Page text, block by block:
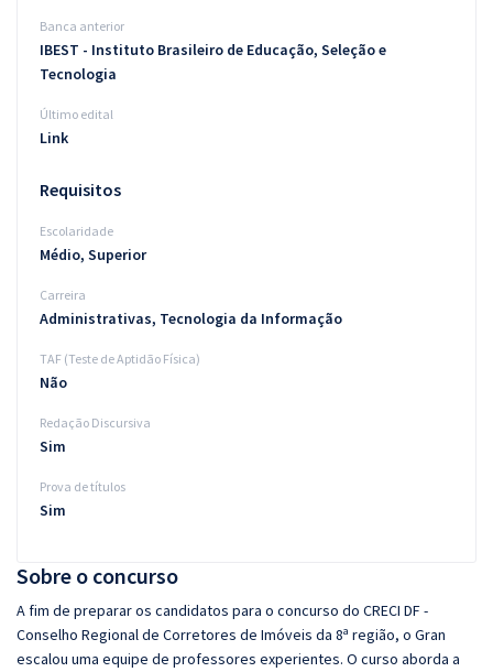
Sobre o concurso
A fim de preparar os candidatos para o concurso do CRECI DF -
Conselho Regional de Corretores de Imóveis da 8ª região, o Gran
escalou uma equipe de professores experientes. O curso aborda a
Banca anterior
IBEST - Instituto Brasileiro de Educação, Seleção e
Tecnologia
Último edital
Link
Requisitos
Escolaridade
Médio, Superior
Carreira
Administrativas, Tecnologia da Informação
TAF (Teste de Aptidão Física)
Não
Redação Discursiva
Sim
Prova de títulos
Sim